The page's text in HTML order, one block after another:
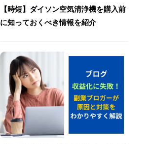
【時短】ダイソン空気清浄機を購入前
に知っておくべき情報を紹介